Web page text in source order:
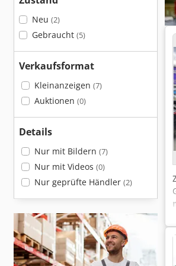
Neu (2)
Gebraucht (5)
Verkaufsformat
Kleinanzeigen (7)
Auktionen (0)
Details
Nur mit Bildern (7)
Nur mit Videos (0)
Nur geprüfte Händler (2)